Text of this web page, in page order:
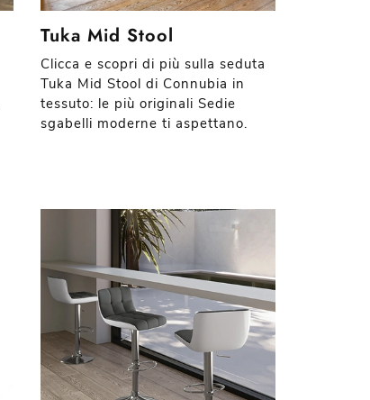
Tuka Mid Stool
Clicca e scopri di più sulla seduta
Tuka Mid Stool di Connubia in
tessuto: le più originali Sedie
sgabelli moderne ti aspettano.